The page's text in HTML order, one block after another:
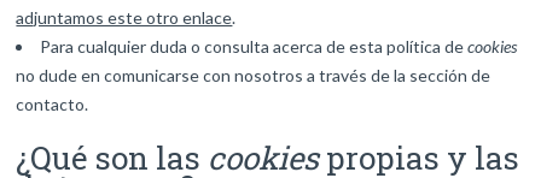
adjuntamos este otro enlace.
Para cualquier duda o consulta acerca de esta política decookies
no dude en comunicarse con nosotros a través de la sección de
contacto.
¿Qué son las cookiespropias y las